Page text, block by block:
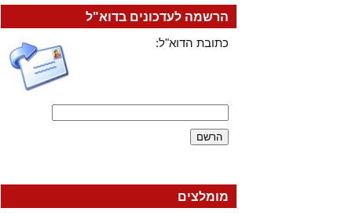
הרשמה לעדכונים בדוא"ל
כתובת הדוא"ל:
מומלצים